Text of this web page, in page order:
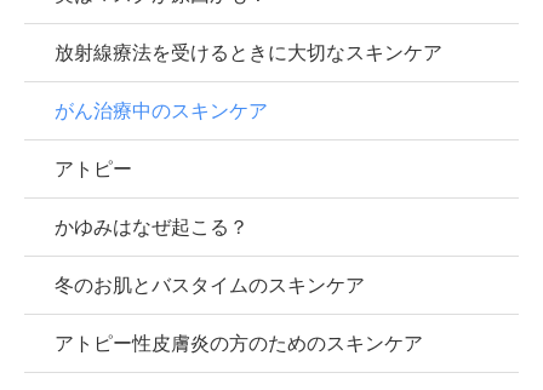
放射線療法を受けるときに大切なスキンケア
がん治療中のスキンケア
アトピー
かゆみはなぜ起こる？
冬のお肌とバスタイムのスキンケア
アトピー性皮膚炎の方のためのスキンケア